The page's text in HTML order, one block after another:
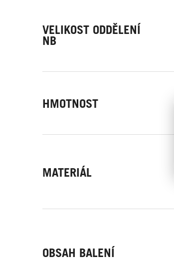
VELIKOST ODDĚLENÍ
NB
HMOTNOST
MATERIÁL
OBSAH BALENÍ